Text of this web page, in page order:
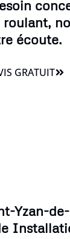
écoute.
GRATUIT
Yzan-